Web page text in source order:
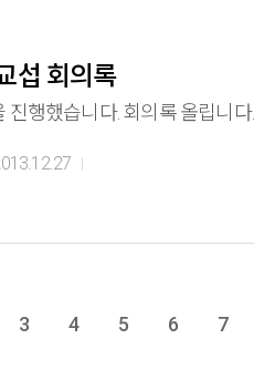
섭 회의록
진행했습니다. 회의록 올립니다.
3 4 5 6 7